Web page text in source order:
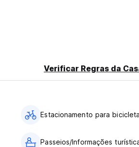
Verificar Regras da
Estacionamento para
Passeios/Informações